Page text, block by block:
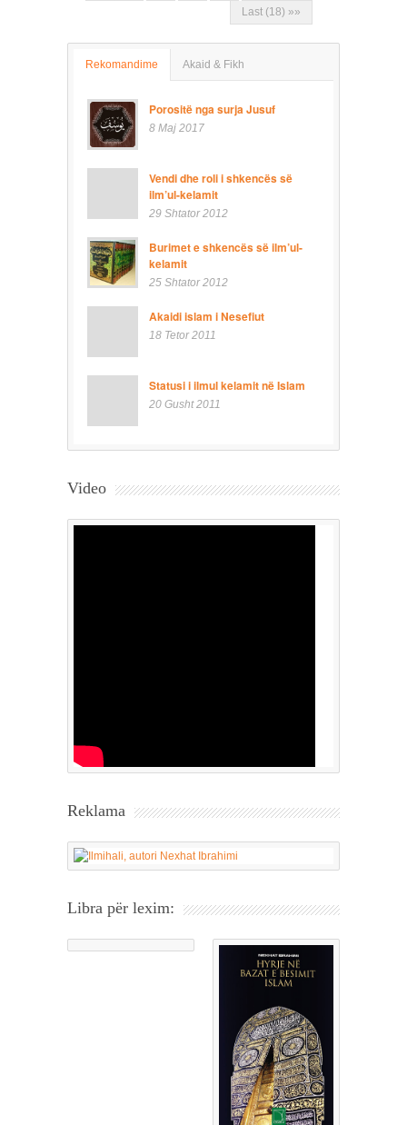
Last (18) »»
Rekomandime Akaid & Fikh
Porositë nga surja Jusuf
8 Maj 2017
Vendi dhe roli i shkencës së
ilm’ul-kelamit
29 Shtator 2012
Burimet e shkencës së ilm’ul-
kelamit
25 Shtator 2012
Akaidi islam i Nesefiut
18 Tetor 2011
Statusi i ilmul kelamit në Islam
20 Gusht 2011
Video
Reklama
Libra për lexim: